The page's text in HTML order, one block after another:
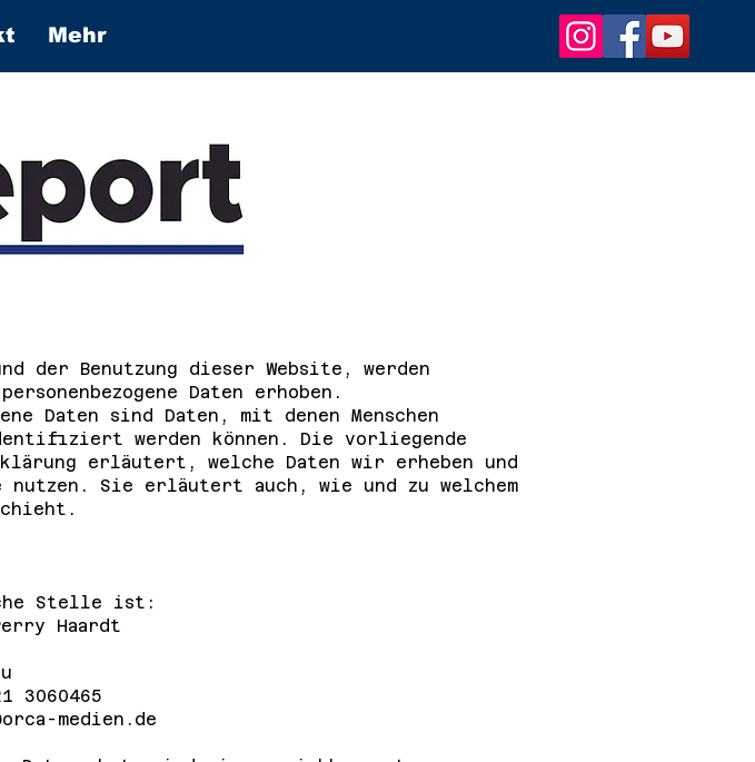
Mehr
der Benutzung dieser Website, werden
Daten erhoben.
Daten sind Daten, mit denen Menschen
werden können. Die vorliegende
erläutert, welche Daten wir erheben und
Sie erläutert auch, wie und zu welchem
Stelle ist:
Haardt
3060465
medien.de